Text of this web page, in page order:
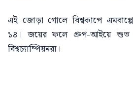
এই জোড়া গোলে বিশ্বকাপে
১৪। জয়ের ফলে গ্রুপ-আইয়ে শুভ
বিশ্বচ্যাম্পিয়নরা।